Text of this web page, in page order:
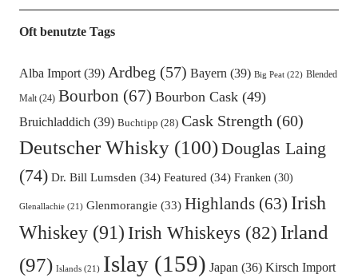
Oft benutzte Tags
Alba Import(39) Ardbeg (57) Bayern(39) Big Peat(22) Blended
Malt(24) Bourbon (67) Bourbon Cask(49)
Bruichladdich(39) Buchtipp (28) Cask Strength (60)
Deutscher Whisky(100)Douglas Laing
(74) Dr. Bill Lumsden (34) Featured (34) Franken(30)
Glenallachie(21) Glenmorangie (33) Highlands(63) Irish
Whiskey(91) Irish Whiskeys (82) Irland
(97) Islands(21) Islay(159) Japan (36) Kirsch Import